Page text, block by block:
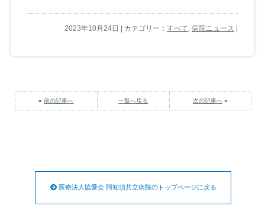
2023年10月24日 | カテゴリー：すべて ,病院ニュース |
«前の記事へ 一覧へ戻る 次の記事へ»
医療法人協愛会 阿知須共立病院のトップページに戻る